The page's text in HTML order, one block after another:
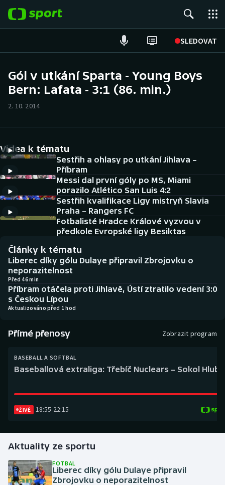
SLEDOVAT
Hokej
Cyklistika
DALŠÍ SPORTY
Americký fotbal
Baseball a softbal
Basketbal
Biatlon
Boby a skeleton
Box
Golf
Gymnastika
NEPŘEHLÉDNĚTE
Historické návraty
Aplikace ČT sport
AZ kvíz
Gól v utkání Sparta - Young Boys
Bern: Lafata - 3:1 (86. min.)
2. 10. 2014
Videa k tématu
Sestřih a ohlasy po utkání Jihlava –
Příbram
Messi dal první góly po MS, Miami
porazilo Atlético San Luis 4:2
Sestřih kvalifikace Ligy mistryň Slavia
Praha – Rangers FC
Fotbalisté Hradce Králové vyzvou v
předkole Evropské ligy Besiktas
Články k tématu
Liberec díky gólu Dulaye připravil Zbrojovku o
neporazitelnost
Před 46 min
Příbram otáčela proti Jihlavě, Ústí ztratilo vedení 3:0
s Českou Lípou
Aktualizováno před 1 hod
Přímé přenosy Zobrazit program
BASEBALL A SOFTBAL
Baseballová extraliga: Třebíč Nuclears – Sokol
ŽIVĚ 18:55-22:15
Aktuality ze sportu
FOTBAL
Liberec díky gólu Dulaye připravil
Zbrojovku o neporazitelnost